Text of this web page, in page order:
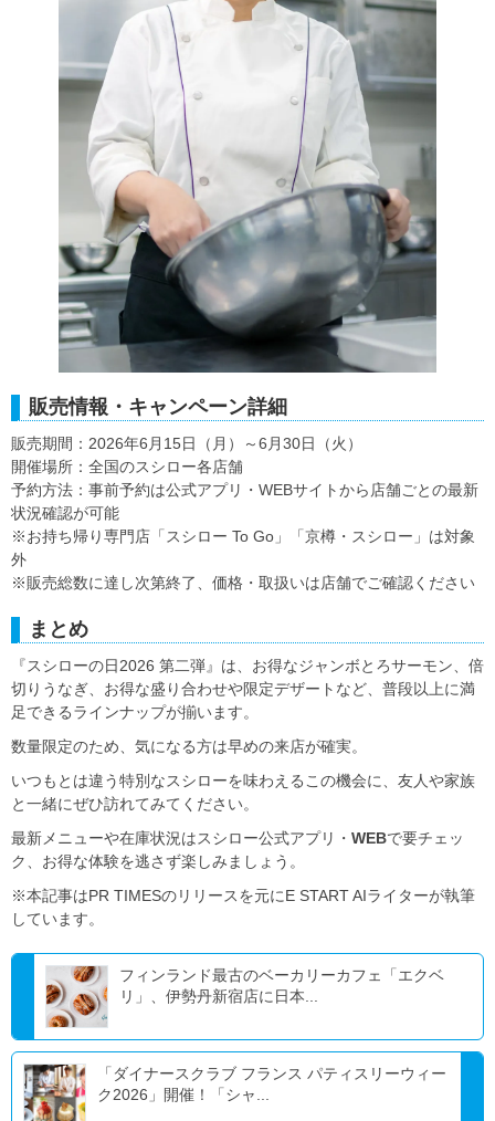
販売情報・キャンペーン詳細
販売期間：2026年6月15日（月）～6月30日（火）
開催場所：全国のスシロー各店舗
予約方法：事前予約は公式アプリ・WEBサイトから店舗ごとの最新
状況確認が可能
※お持ち帰り専門店「スシロー To Go」「京樽・スシロー」は対象
外
※販売総数に達し次第終了、価格・取扱いは店舗でご確認ください
まとめ
『スシローの日2026 第二弾』は、お得なジャンボとろサーモン、倍
切りうなぎ、お得な盛り合わせや限定デザートなど、普段以上に満
足できるラインナップが揃います。
数量限定のため、気になる方は早めの来店が確実。
いつもとは違う特別なスシローを味わえるこの機会に、友人や家族
と一緒にぜひ訪れてみてください。
最新メニューや在庫状況はスシロー公式アプリ・ WEBで要チェッ
ク、お得な体験を逃さず楽しみましょう。
※本記事はPR TIMESのリリースを元にE START AIライターが執筆
しています。
フィンランド最古のベーカリーカフェ「エクベ
リ」、伊勢丹新宿店に日本...
「ダイナースクラブ フランス パティスリーウィー
ク2026」開催！「シャ...